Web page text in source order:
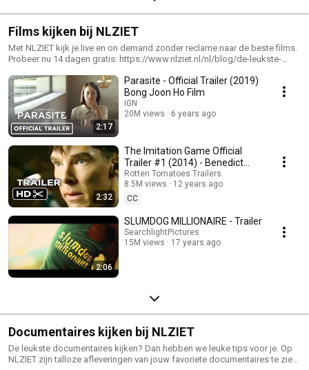
Films kijken bij NLZIET
Met NLZIET kijk je live en on demand zonder reclame naar de beste films.
Probeer nu 14 dagen gratis: https://www.nlziet.nl/nl/blog/de-leukste-
2:17
Parasite - Official Trailer (2019)
Bong Joon Ho Film
IGN
20M views
6 years ago
2:32
The Imitation Game Official
Trailer #1 (2014) - Benedict
Cumberbatch Movie HD
Rotten Tomatoes Trailers
8.5M views
12 years ago
CC
2:06
SLUMDOG MILLIONAIRE - Trailer
SearchlightPictures
15M views
17 years ago
Documentaires kijken bij NLZIET
De leukste documentaires kijken? Dan hebben we leuke tips voor je. Op
NLZIET zijn talloze afleveringen van jouw favoriete documentaires te zien: